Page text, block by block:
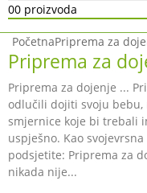
00 proizvoda
PočetnaPriprema za
Priprema za
Priprema za dojenje ...
odlučili dojiti svoju bebu,
smjernice koje bi trebali
uspješno. Kao
podsjetite: Priprema za
nikada nije...